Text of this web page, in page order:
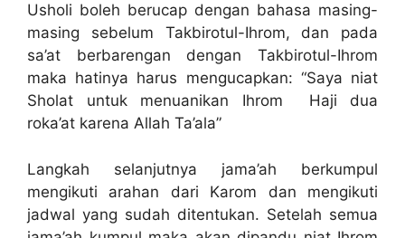
Usholi boleh berucap dengan bahasa masing-
masing sebelum Takbirotul-Ihrom, dan pada
sa’at berbarengan dengan Takbirotul-Ihrom
maka hatinya harus mengucapkan: “Saya niat
Sholat untuk menuanikan Ihrom Haji dua
roka’at karena Allah Ta’ala”
Langkah selanjutnya jama’ah berkumpul
mengikuti arahan dari Karom dan mengikuti
jadwal yang sudah ditentukan. Setelah semua